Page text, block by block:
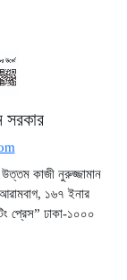
উত্তম কাজী নুরুজ্জামান
১৬৭ ইনার
প্রেস” ঢাকা-১০০০